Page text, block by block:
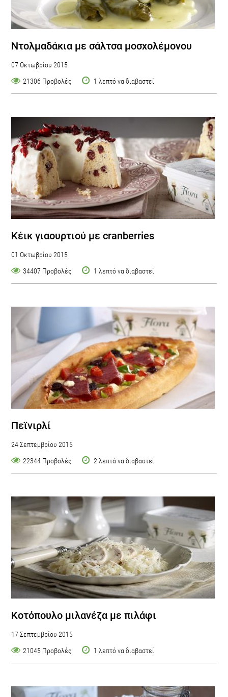
Ντολμαδάκια με σάλτσα μοσχολέμονου
07 Οκτωβρίου 2015
21306 Προβολές
1 λεπτό να διαβαστεί
Κέικ γιαουρτιού με cranberries
01 Οκτωβρίου 2015
34407 Προβολές
1 λεπτό να διαβαστεί
Πεϊνιρλί
24 Σεπτεμβρίου 2015
22344 Προβολές
2 λεπτά να διαβαστεί
Κοτόπουλο μιλανέζα με πιλάφι
17 Σεπτεμβρίου 2015
21045 Προβολές
1 λεπτό να διαβαστεί